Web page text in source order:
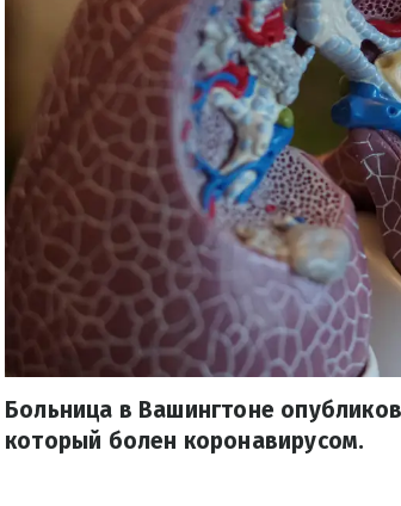
Больница в Вашингтоне
который болен коронавирусом.